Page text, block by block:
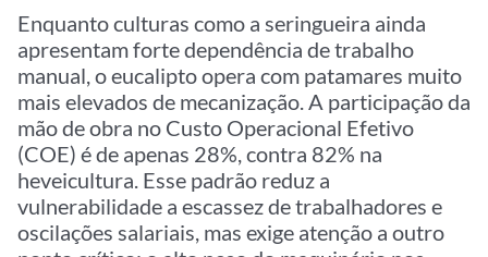
Enquanto culturas como a seringueira ainda
apresentam forte dependência de trabalho
manual, o eucalipto opera com patamares muito
mais elevados de mecanização. A participação da
mão de obra no Custo Operacional Efetivo
(COE) é de apenas 28%, contra 82% na
heveicultura. Esse padrão reduz a
vulnerabilidade a escassez de trabalhadores e
oscilações salariais, mas exige atenção a outro